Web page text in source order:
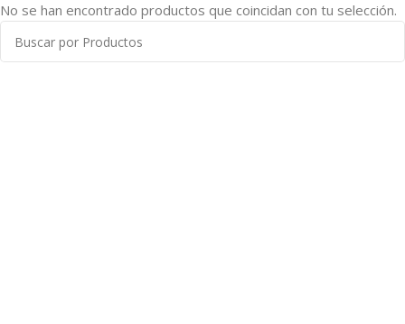
No se han encontrado productos que coincidan con tu selección.